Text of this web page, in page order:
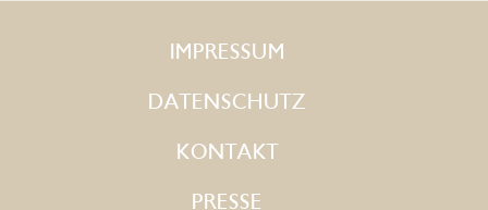
IMPRESSUM
DATENSCHUTZ
KONTAKT
PRESSE